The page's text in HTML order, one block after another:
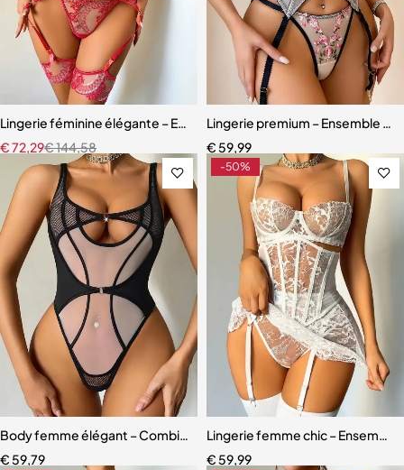
Lingerie féminine élégante – Ensemble avec porte-jarretelles et
€144,58
€72,29
Lingerie premium – Ensemble
€ 59,99
Body femme élégant – Combinaison avec empiècements en maille
€ 59,79
-50%
Lingerie femme chic –
€ 59,99